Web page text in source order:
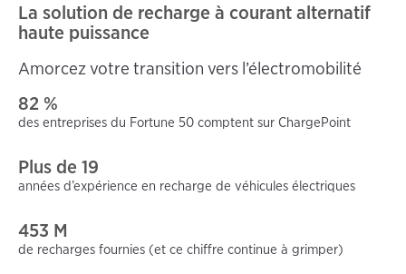
La solution de recharge à courant alternatif
haute puissance
Amorcez votre transition vers l’électromobilité
82 %
des entreprises du Fortune 50 comptent sur ChargePoint
Plus de 19
années d’expérience en recharge de véhicules électriques
453 M
de recharges fournies (et ce chiffre continue à grimper)